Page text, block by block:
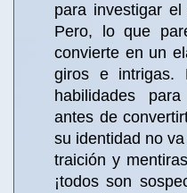
para investigar
Pero, lo que
convierte en un
giros e intrigas.
habilidades
antes de
su identidad no
traición y
¡todos son